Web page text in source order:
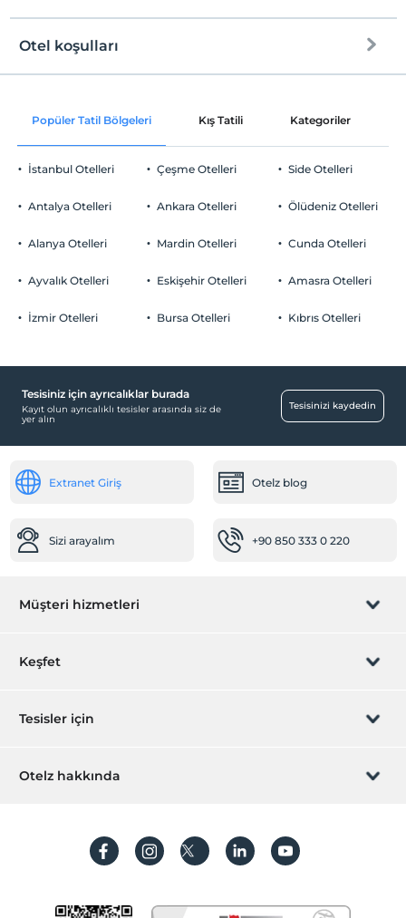
Ortak alanlar ve tüm odalar
Otopark
Ücretli Özel Otopark
Diğer
Klima
Otel koşulları
Check/in
Check/out
En geç saat 11:00 ve öncesi
Evcil Hayvan
2 yaşına kadar olan bebekler ücretsizdir.
Popüler Tatil Bölgeleri Kış Tatili Kategoriler
İstanbul Otelleri
Antalya Otelleri
Alanya Otelleri
Ayvalık Otelleri
İzmir Otelleri
Çeşme Otelleri
Ankara Otelleri
Mardin Otelleri
Eskişehir Otelleri
Bursa Otelleri
Side Otelleri
Ölüdeniz Otelleri
Cunda Otelleri
Amasra Otelleri
Kıbrıs Otelleri
Tesisiniz için ayrıcalıklar burada
Kayıt olun ayrıcalıklı tesisler arasında siz de
yer alın
Tesisinizi kaydedin
Extranet Giriş Otelz blog
Sizi arayalım +90 850 333 0 220
Müşteri hizmetleri
Rezervasyon yönet
Sıkça sorulan sorular
Keşfet
Hediye Kart
Hesap oluştur
Tesisler için
Hemen tesisinizi ekleyin
Otelz hakkında